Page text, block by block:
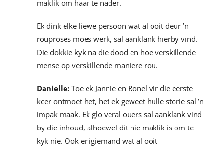
maklik om haar te nader.
Ek dink elke liewe persoon wat al ooit deur ’n
rouproses moes werk, sal aanklank hierby vind.
Die dokkie kyk na die dood en hoe verskillende
mense op verskillende maniere rou.
Danielle:Toe ek Jannie en Ronel vir die eerste
keer ontmoet het, het ek geweet hulle storie sal ’n
impak maak. Ek glo veral ouers sal aanklank vind
by die inhoud, alhoewel dit nie maklik is om te
kyk nie. Ook enigiemand wat al ooit